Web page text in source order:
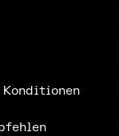
Konditionen